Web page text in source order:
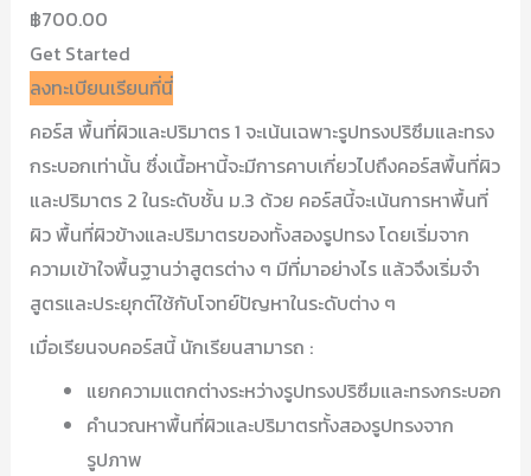
฿700.00
Get Started
ลงทะเบียนเรียนที่นี่
คอร์ส พื้นที่ผิวและปริมาตร 1 จะเน้นเฉพาะรูปทรงปริซึมและทรง
กระบอกเท่านั้น ซึ่งเนื้อหานี้จะมีการคาบเกี่ยวไปถึงคอร์สพื้นที่ผิว
และปริมาตร 2 ในระดับชั้น ม.3 ด้วย คอร์สนี้จะเน้นการหาพื้นที่
ผิว พื้นที่ผิวข้างและปริมาตรของทั้งสองรูปทรง โดยเริ่มจาก
ความเข้าใจพื้นฐานว่าสูตรต่าง ๆ มีที่มาอย่างไร แล้วจึงเริ่มจำ
สูตรและประยุกต์ใช้กับโจทย์ปัญหาในระดับต่าง ๆ
เมื่อเรียนจบคอร์สนี้ นักเรียนสามารถ :
แยกความแตกต่างระหว่างรูปทรงปริซึมและทรงกระบอก
คำนวณหาพื้นที่ผิวและปริมาตรทั้งสองรูปทรงจาก
รูปภาพ